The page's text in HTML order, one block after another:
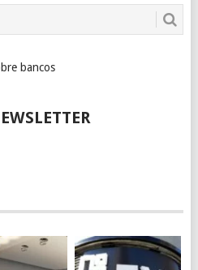
bancos